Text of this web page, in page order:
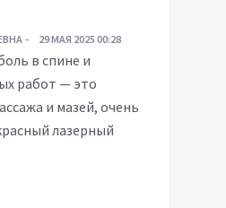
29 МАЯ 2025 00:28
в спине и
работ — это
и мазей, очень
лазерный